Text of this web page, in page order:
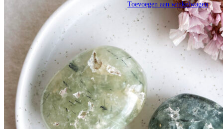
Toevoegen aan winkelwagen